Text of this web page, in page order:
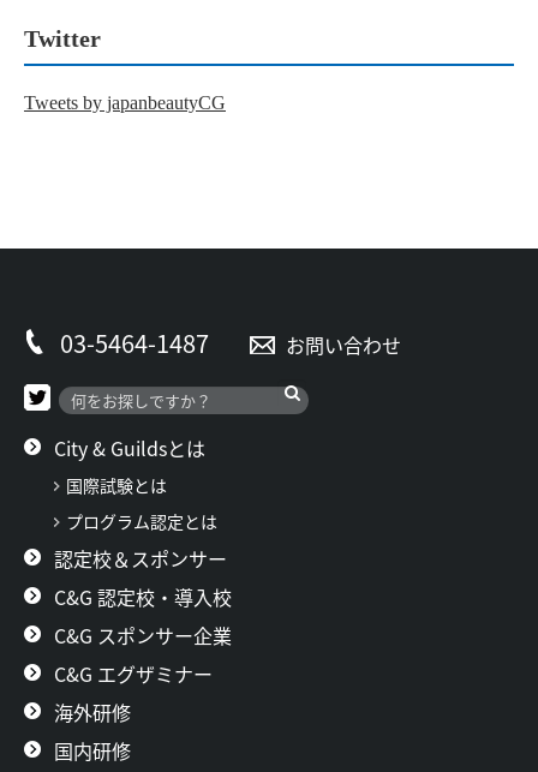
Twitter
Tweets by japanbeautyCG
03-5464-1487 お問い合わせ
City & Guildsとは
国際試験とは
プログラム認定とは
認定校＆スポンサー
C&G 認定校・導入校
C&G スポンサー企業
C&G エグザミナー
海外研修
国内研修